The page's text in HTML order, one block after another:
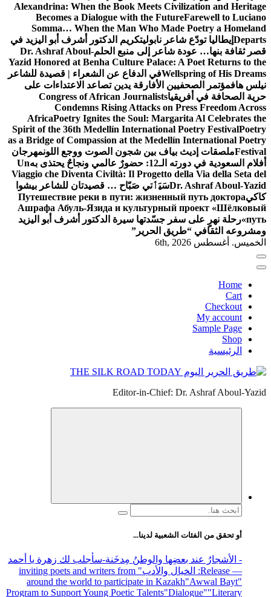
Alexandrina: When the Book Meets Civilization and Heritage
Becomes a Dialogue with the FutureFarewell to Luciano
Somma… When the Man Who Made Poetry a Homeland
Departs إيطاليا تودّع شاعر نابوليتكريم الدكتور أشرف أبو اليزيد في
قصر ثقافة بنها… عودة شاعر إلى منبع الحلمDr. Ashraf Aboul-
Yazid Honored at Benha Culture Palace: A Poet Returns to the
Wellspring of His Dreamsفي الدفاع عن الشعراء | قصيدة للشاعر
نيلس هافمؤتمر الصحفيين الأفارقة يدين تصاعد الاعتداءات على
حرية الصحافة في أفريقياCongress of African Journalists
Condemns Rising Attacks on Press Freedom Across
AfricaPoetry Ignites the Soul: Margarita Al Celebrates the
Spirit of the 36th Medellín International Poetry FestivalPoetry
as a Bridge of Compassion at the Medellín International Poetry
Festivalملصقات إديث بياف بين شجون الصوت ووجع اللونمهرجان
أفلام السعودية في دورته الـ12: حضورٌ عالمي ونجاحٌ يحتذى به
Un
Viaggio che Diventa Civiltà: Il Progetto della Via della Seta del
Dr. Ashraf Aboul-Yazidسَيَٲتي صَبّاح … قصيدتان للشاعر بيشوا
كاكيПутешествие реки в пути: жизненный путь доктора
Ашрафа Абуль-Язида и культурный проект «Шёлковый
путь» رحلة نهرٍ على سفر جسّدتها سيرة الدكتور أشرف أبو اليزيد
ومشروعه الثقافي “طريق الحرير”
الخميس. أغسطس 6th, 2026
Home
Cart
Checkout
My account
Sample Page
Shop
الرئيسية
Editor-in-Chief: Dr. Ashraf Aboul-Yazid
البحث
أو تحقق من الفئات الشعبية لدينا...
- الأشجارُ عند بعضِها والوطنُ مِدخَنة-سأجلب لك زهرة يا أحمد
— Release
: الخيال والأدب
" inviting poets and writers from
around the world to participate in Kazakh"Awwal Bayt"
Program to Support Young Poetic Talents"Dialogue""Literary